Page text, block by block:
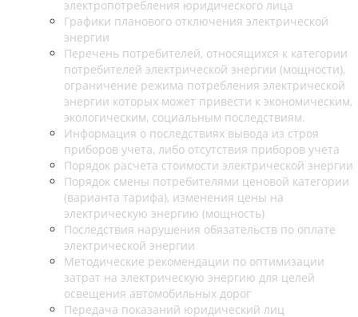
электропотребления юридического лица
Графики планового отключения электрической
энергии
Перечень потребителей, относящихся к категории
потребителей электрической энергии (мощности),
ограничение режима потребления электрической
энергии которых может привести к экономическим,
экологическим, социальным последствиям.
Информация о последствиях вывода из строя
приборов учета, либо отсутствия приборов учета
Порядок расчета стоимости электрической энергии
Порядок смены потребителями ценовой категории
(варианта тарифа), изменения цены на
электрическую энергию (мощность)
Последствия нарушения обязательств по оплате
электрической энергии
Методические рекомендации по оптимизации
затрат на электрическую энергию для целей
освещения автомобильных дорог
Передача показаний юридический лиц